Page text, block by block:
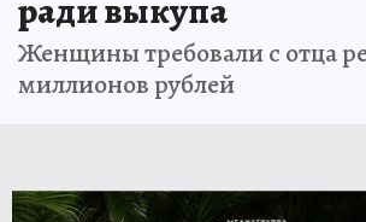
ради выкупа
Женщины требовали с отца
миллионов рублей